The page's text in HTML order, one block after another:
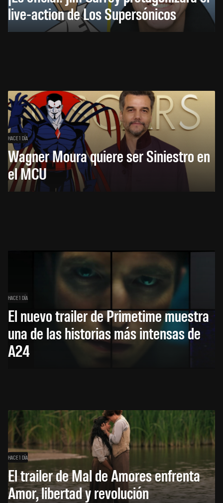
live-action de Los Supersónicos
HACE 1 DÍA
Wagner Moura quiere ser Siniestro en
el MCU
HACE 1 DÍA
El nuevo trailer de Primetime muestra
una de las historias más intensas de
A24
HACE 1 DÍA
El trailer de Mal de Amores enfrenta
Amor, libertad y revolución